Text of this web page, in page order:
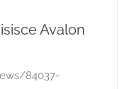
Avalon
84037-